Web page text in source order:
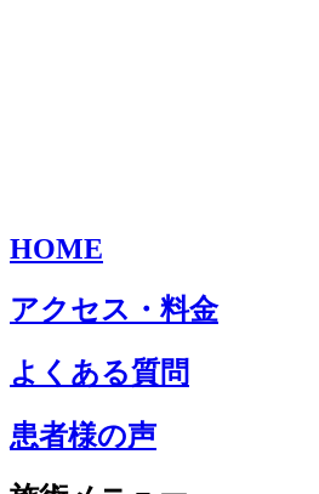
HOME
アクセス・料金
よくある質問
患者様の声